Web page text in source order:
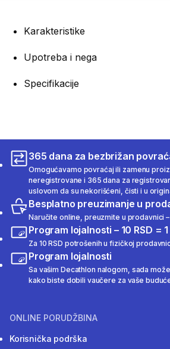
Karakteristike
Upotreba i nega
Specifikacije
365 dana za bezbrižan
Omogućavamo povraćaj ili zamenu
neregistrovane i 365 dana za
uslovom da su nekorišćeni, čisti i u
Besplatno preuzimanje u
Naručite online, preuzmite u prodavnici
Program lojalnosti – 10 RSD =
Za 10 RSD potrošenih u fizičkoj
Program lojalnosti
Sa vašim Decathlon nalogom, sada
kako biste dobili vaučere za vaše
ONLINE PORUDŽBINA
Korisnička podrška